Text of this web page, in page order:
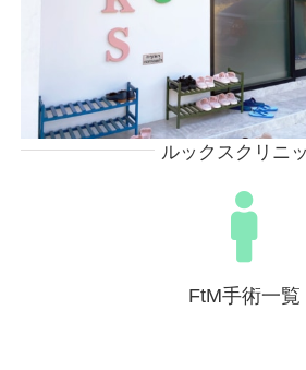
ルックスクリニ
FtM手術一覧